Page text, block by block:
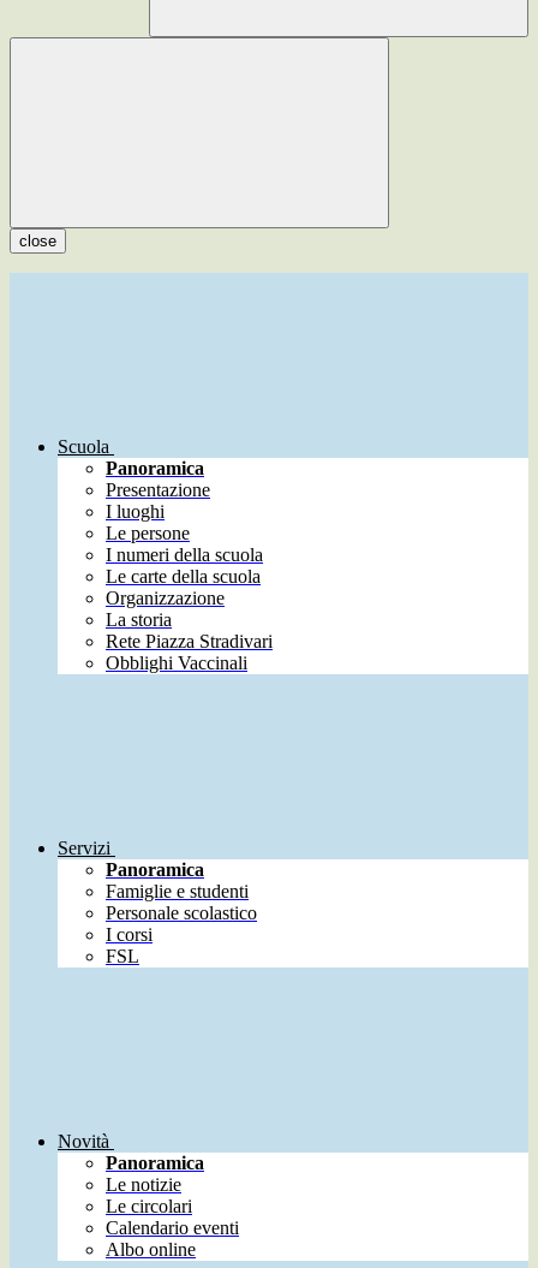
close
Scuola
Panoramica
Presentazione
I luoghi
Le persone
I numeri della scuola
Le carte della scuola
Organizzazione
La storia
Rete Piazza Stradivari
Obblighi Vaccinali
Servizi
Panoramica
Famiglie e studenti
Personale scolastico
I corsi
FSL
Novità
Panoramica
Le notizie
Le circolari
Calendario eventi
Albo online